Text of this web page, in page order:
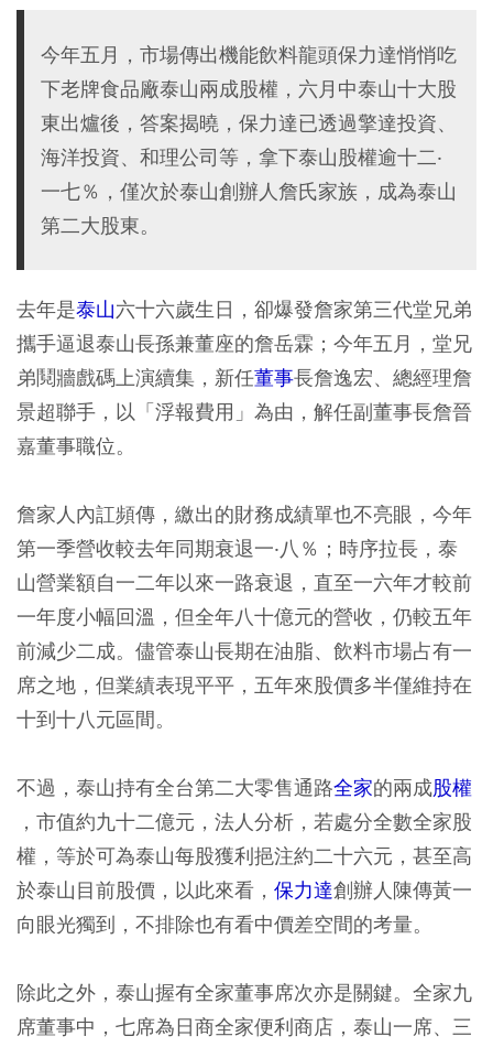
今年五月，市場傳出機能飲料龍頭保力達悄悄吃
下老牌食品廠泰山兩成股權，六月中泰山十大股
東出爐後，答案揭曉，保力達已透過擎達投資、
海洋投資、和理公司等，拿下泰山股權逾十二‧
一七％，僅次於泰山創辦人詹氏家族，成為泰山
第二大股東。
去年是泰山六十六歲生日，卻爆發詹家第三代堂兄弟
攜手逼退泰山長孫兼董座的詹岳霖；今年五月，堂兄
弟鬩牆戲碼上演續集，新任董事長詹逸宏、總經理詹
景超聯手，以「浮報費用」為由，解任副董事長詹晉
嘉董事職位。
詹家人內訌頻傳，繳出的財務成績單也不亮眼，今年
第一季營收較去年同期衰退一‧八％；時序拉長，泰
山營業額自一二年以來一路衰退，直至一六年才較前
一年度小幅回溫，但全年八十億元的營收，仍較五年
前減少二成。儘管泰山長期在油脂、飲料市場占有一
席之地，但業績表現平平，五年來股價多半僅維持在
十到十八元區間。
不過，泰山持有全台第二大零售通路全家的兩成股權
，市值約九十二億元，法人分析，若處分全數全家股
權，等於可為泰山每股獲利挹注約二十六元，甚至高
於泰山目前股價，以此來看， 保力達創辦人陳傳黃一
向眼光獨到，不排除也有看中價差空間的考量。
除此之外，泰山握有全家董事席次亦是關鍵。全家九
席董事中，七席為日商全家便利商店，泰山一席、三